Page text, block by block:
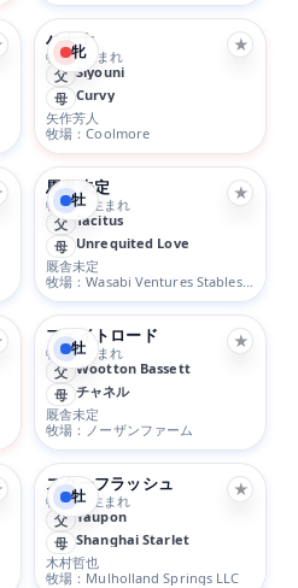
牝 ★
ハナナ
牝 5/2生まれ
父 Siyouni
母 Curvy
矢作芳人
牧場：Coolmore
牡 ★
馬名未定
牡 4/13生まれ
父 Tacitus
母 Unrequited Love
厩舎未定
牧場：Wasabi Ventures Stables LLC Thomas Johnson et al
牡 ★
フェイトロード
牡 4/5生まれ
父 Wootton Bassett
母 チャネル
厩舎未定
牧場：ノーザンファーム
牡 ★
スターフラッシュ
牡 2/23生まれ
父 Yaupon
母 Shanghai Starlet
木村哲也
牧場：Mulholland Springs LLC